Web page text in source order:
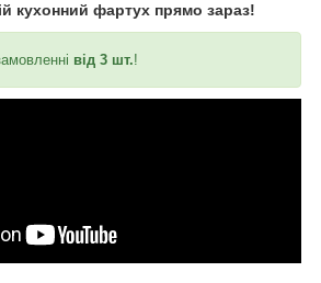
кухонний фартух прямо зараз!
від 3 шт.!